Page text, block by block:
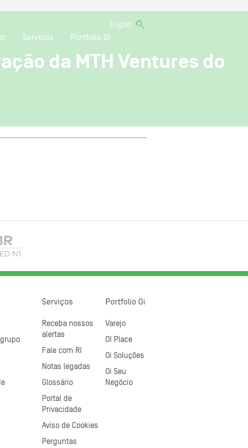
English
Serviços Portfolio Oi
da MTH Ventures do
Serviços
Receba nossos
alertas
Fale com RI
Notas legadas
Glossário
Portal de
Privacidade
Aviso de Cookies
Perguntas
Portfolio Oi
Varejo
OI Place
Oi Soluções
Oi Seu
Negócio